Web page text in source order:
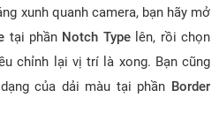
xunh quanh camera, bạn hãy mở
tại phần Notch Typelên, rồi chọn
chỉnh lại vị trí là xong. Bạn cũng
của dải màu tại phần Border